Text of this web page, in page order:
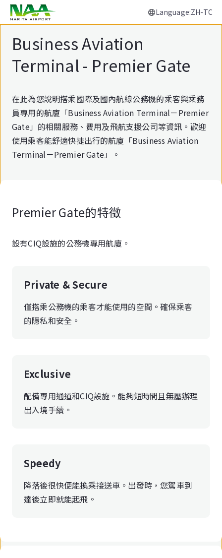
Language:ZH-TC
Business Aviation
Terminal - Premier Gate
在此為您說明搭乘國際及國內航線公務機的乘客與乘務
員專用的航廈「Business Aviation Terminal－Premier
Gate」的相關服務、費用及飛航支援公司等資訊。歡迎
使用乘客能舒適快捷出行的航廈「Business Aviation
Terminal－Premier Gate」。
Premier Gate的特徵
設有CIQ設施的公務機專用航廈。
Private & Secure
僅搭乘公務機的乘客才能使用的空間。確保乘客
的隱私和安全。
Exclusive
配備專用通道和CIQ設施。能夠短時間且無壓辦理
出入境手續。
Speedy
降落後很快便能換乘接送車。出發時，您駕車到
達後立即就能起飛。